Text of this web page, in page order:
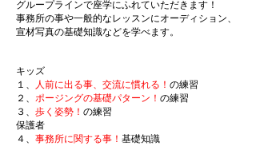
グループラインで座学にふれていただきます！
事務所の事や一般的なレッスンにオーディション、
宣材写真の基礎知識などを学べます。
キッズ
１、
人前に出る事、交流に慣れる！ の練習
２、 ポージングの基礎パターン！ の練習
３、 歩く姿勢！ の練習
保護者
４、 事務所に関する事！ 基礎知識